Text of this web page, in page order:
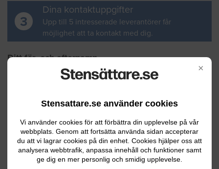
×
Stensattare.se använder cookies
Vi använder cookies för att förbättra din upplevelse på vår
webbplats. Genom att fortsätta använda sidan accepterar
du att vi lagrar cookies på din enhet. Cookies hjälper oss att
analysera webbtrafik, anpassa innehåll och funktioner samt
ge dig en mer personlig och smidig upplevelse.
3
Dina kontaktuppgifter
Upp till 5 intresserade leverantörer får
möjlighet att ta kontakt med dig.
Ditt för- och efternamn
Din e-postadress
Ditt telefonnummer